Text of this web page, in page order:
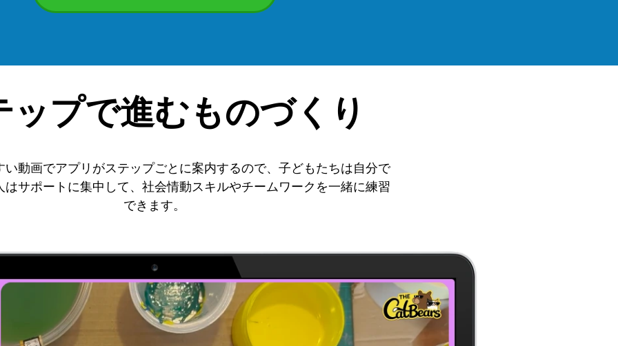
ップで進むものづくり
い動画でアプリがステップごとに案内するので、子どもたちは自分で
はサポートに集中して、社会情動スキルやチームワークを一緒に練習
できます。